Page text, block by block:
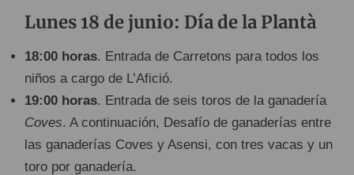
Lunes 18 de junio: Día de la Plantà
18:00 horas. Entrada de Carretons para todos los
niños a cargo de L’Afició.
19:00 horas. Entrada de seis toros de la ganadería
Coves. A continuación, Desafío de ganaderías entre
las ganaderías Coves y Asensi, con tres vacas y un
toro por ganadería.